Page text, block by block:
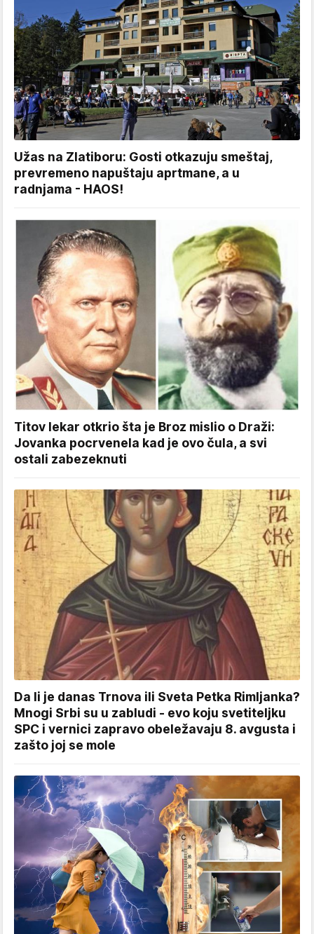
Užas na Zlatiboru: Gosti otkazuju smeštaj,
prevremeno napuštaju aprtmane, a u
radnjama - HAOS!
Titov lekar otkrio šta je Broz mislio o Draži:
Jovanka pocrvenela kad je ovo čula, a svi
ostali zabezeknuti
Da li je danas Trnova ili Sveta Petka Rimljanka?
Mnogi Srbi su u zabludi - evo koju svetiteljku
SPC i vernici zapravo obeležavaju 8. avgusta i
zašto joj se mole